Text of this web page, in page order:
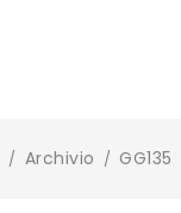
/ Archivio / GG135